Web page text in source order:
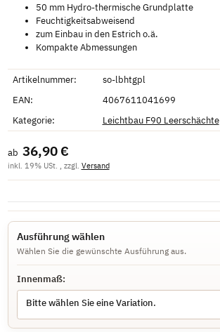
50 mm Hydro-thermische Grundplatte
Feuchtigkeitsabweisend
zum Einbau in den Estrich o.ä.
Kompakte Abmessungen
Artikelnummer:
so-lbhtgpl
EAN:
4067611041699
Kategorie:
Leichtbau F90 Leerschächte
ab 36,90 €
inkl. 19% USt. , zzgl. Versand
Ausführung wählen
Wählen Sie die gewünschte Ausführung aus.
Innenmaß:
Bitte wählen Sie eine Variation.